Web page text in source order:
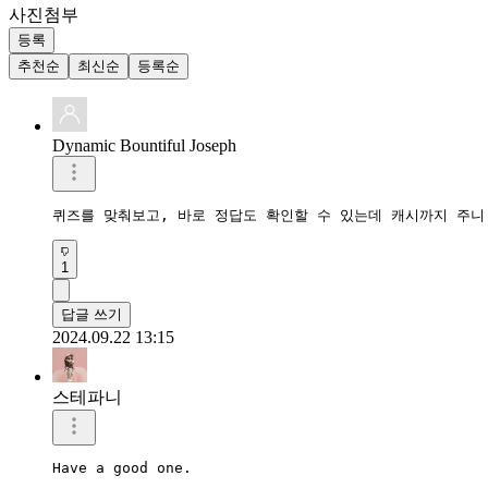
사진첨부
등록
추천순
최신순 등록순
Dynamic Bountiful Joseph
퀴즈를 맞춰보고, 바로 정답도 확인할 수 있는데 캐시까지 주니
1
답글 쓰기
2024.09.22 13:15
스테파니
Have a good one.